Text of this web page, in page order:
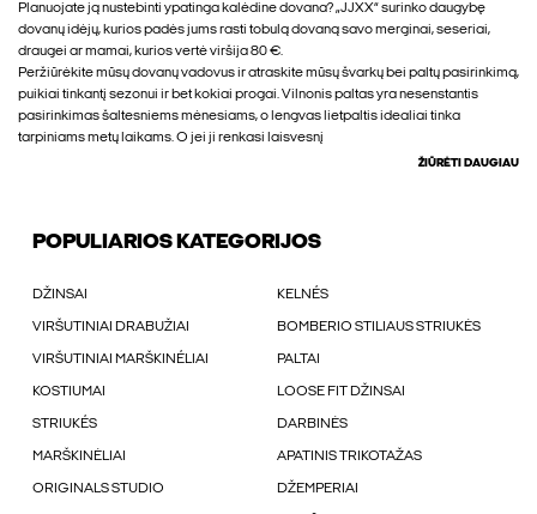
Planuojate ją nustebinti ypatinga kalėdine dovana? „JJXX“ surinko daugybę
dovanų idėjų, kurios padės jums rasti tobulą dovaną savo merginai, seseriai,
draugei ar mamai, kurios vertė viršija 80 €.
Peržiūrėkite mūsų dovanų vadovus ir atraskite mūsų švarkų bei paltų pasirinkimą,
puikiai tinkantį sezonui ir bet kokiai progai. Vilnonis paltas yra nesenstantis
pasirinkimas šaltesniems mėnesiams, o lengvas lietpaltis idealiai tinka
tarpiniams metų laikams. O jei ji renkasi laisvesnį
ŽIŪRĖTI DAUGIAU
POPULIARIOS KATEGORIJOS
DŽINSAI KELNÉS
VIRŠUTINIAI DRABUŽIAI BOMBERIO STILIAUS STRIUKĖS
VIRŠUTINIAI MARŠKINÉLIAI PALTAI
KOSTIUMAI LOOSE FIT DŽINSAI
STRIUKÉS DARBINĖS
MARŠKINĖLIAI APATINIS TRIKOTAŽAS
ORIGINALS STUDIO DŽEMPERIAI